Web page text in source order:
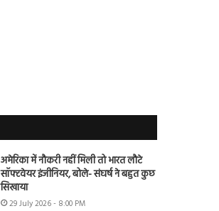
अमेरिका में नौकरी नहीं मिली तो भारत लौटे
सॉफ्टवेयर इंजीनियर, बोले- संघर्ष ने बहुत कुछ
सिखाया
29 July 2026 - 8:00 PM